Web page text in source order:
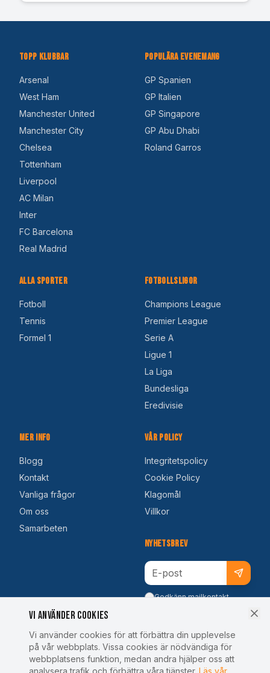
Topp Klubbar
Arsenal
West Ham
Manchester United
Manchester City
Chelsea
Tottenham
Liverpool
AC Milan
Inter
FC Barcelona
Real Madrid
Populära Evenemang
GP Spanien
GP Italien
GP Singapore
GP Abu Dhabi
Roland Garros
Alla Sporter
Fotboll
Tennis
Formel 1
Fotbollsligor
Champions League
Premier League
Serie A
Ligue 1
La Liga
Bundesliga
Eredivisie
Mer Info
Blogg
Kontakt
Vanliga frågor
Om oss
Samarbeten
Vår Policy
Integritetspolicy
Cookie Policy
Klagomål
Villkor
Nyhetsbrev
Godkänn mailkontakt
Vi använder cookies
Vi använder cookies för att förbättra din upplevelse
på vår webbplats. Vissa cookies är nödvändiga för
webbplatsens funktion, medan andra hjälper oss att
analysera trafik och förbättra våra tjänster. Läs vår